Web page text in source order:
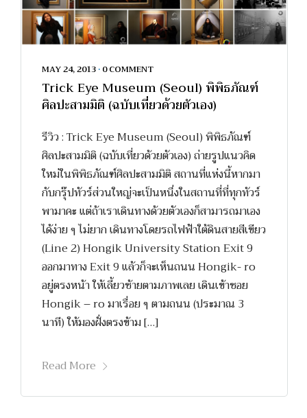
MAY 24, 2013 • 0 COMMENT
Trick Eye Museum (Seoul) พิพิธภัณฑ์
ศิลปะสามมิติ (ฉบับเที่ยวด้วยตัวเอง)
รีวิว : Trick Eye Museum (Seoul) พิพิธภัณฑ์
ศิลปะสามมิติ (ฉบับเที่ยวด้วยตัวเอง) ถ่ายรูปแนวคิด
ใหม่ในพิพิธภัณฑ์ศิลปะสามมิติ สถานที่แห่งนี้หากมา
กับกรุ๊ปทัวร์ส่วนใหญ่จะเป็นหนึ่งในสถานที่ที่ทุกทัวร์
พามาคะ แต่ถ้าเราเดินทางด้วยตัวเองก็สามารถมาเอง
ได้ง่าย ๆ ไม่ยาก เดินทางโดยรถไฟฟ้าใต้ดินสายสีเขียว
(Line 2) Hongik University Station Exit 9
ออกมาทาง Exit 9 แล้วก็จะเห็นถนน Hongik- ro
อยู่ตรงหน้า ให้เลี้ยวซ้ายตามภาพเลย เดินเข้าซอย
Hongik – ro มาเรื่อย ๆ ตามถนน (ประมาณ 3
นาที) ให้มองฝั่งตรงข้าม […]
Read More